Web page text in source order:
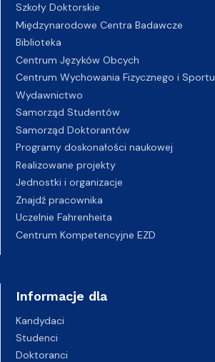
Szkoły Doktorskie
Międzynarodowe Centra Badawcze
Biblioteka
Centrum Języków Obcych
Centrum Wychowania Fizycznego i Sportu
Wydawnictwo
Samorząd Studentów
Samorząd Doktorantów
Programy doskonałości naukowej
Realizowane projekty
Jednostki i organizacje
Znajdź pracownika
Uczelnie Fahrenheita
Centrum Kompetencyjne EZD
Informacje dla
Kandydaci
Studenci
Doktoranci